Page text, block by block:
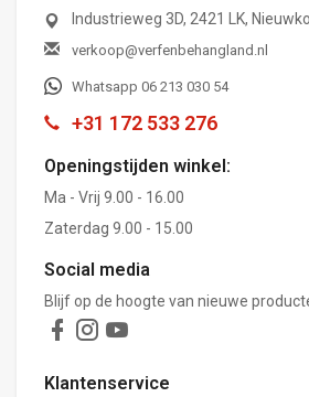
Industrieweg 3D, 2421 LK,
verkoop@verfenbehangland.nl
Whatsapp 06 213 030 54
+31 172 533 276
Openingstijden winkel:
Ma - Vrij 9.00 - 16.00
Zaterdag 9.00 - 15.00
Social media
Blijf op de hoogte van nieuwe
Klantenservice